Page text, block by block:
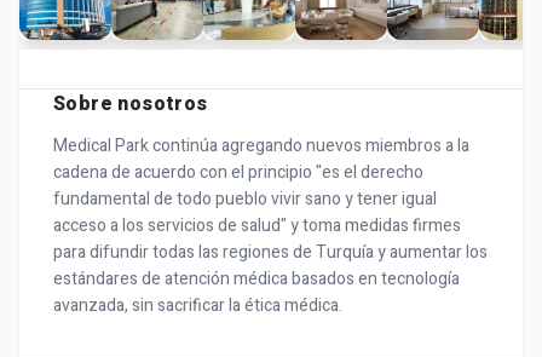
Sobre nosotros
Medical Park continúa agregando nuevos miembros a la
cadena de acuerdo con el principio "es el derecho
fundamental de todo pueblo vivir sano y tener igual
acceso a los servicios de salud" y toma medidas firmes
para difundir todas las regiones de Turquía y aumentar los
estándares de atención médica basados en tecnología
avanzada, sin sacrificar la ética médica.